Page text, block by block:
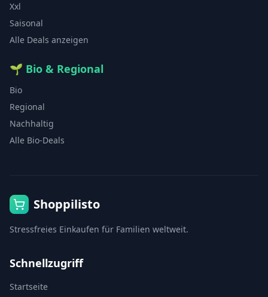
Xxl
Saisonal
Alle Deals anzeigen
🌱 Bio & Regional
Bio
Regional
Nachhaltig
Alle Bio-Deals
Shoppilisto
Stressfreies Einkaufen für Familien weltweit.
Schnellzugriff
Startseite